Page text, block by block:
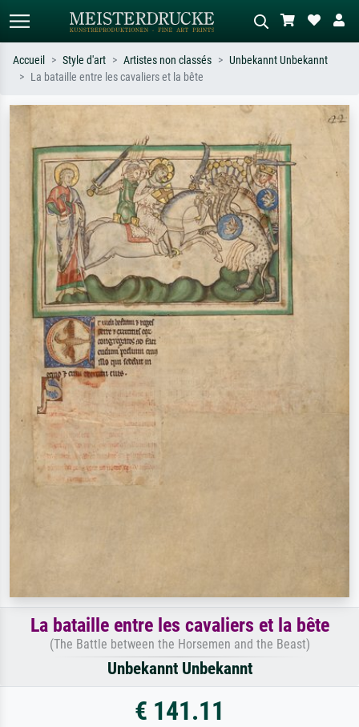
ex. Monet, Nuit étoilée,
impressionnisme, vague de Hokusai,
nu.
Décrivez la scène – ex. prairie verte,
abstrait avec beaucoup de rouge,
tableau sombre, nu debout près d'un
arbre.
Accueil Style d'art Artistes non classés
Unbekannt Unbekannt
La bataille entre les cavaliers et la bête
La bataille entre les cavaliers et la bête
(The Battle between the Horsemen and the Beast)
Unbekannt Unbekannt
€ 141.11